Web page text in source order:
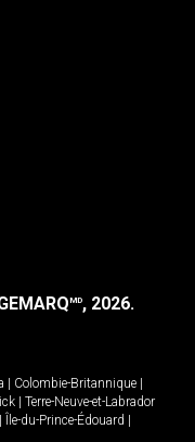
MD, 2026.
Colombie-Britannique
Terre-Neuve-et-Labrador
Île-du-Prince-Édouard